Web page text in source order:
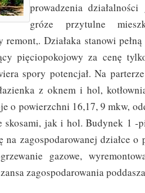
prowadzenia
gróze przytulne
Działaka stanowi
pięciopokojowy za cenę
spory potencjał. Na
z oknem i hol,
o powierzchni 16,17, 9 mkw,
skosami, jak i hol. Budynek 1 -
na zagospodarowanej działce
gazowe,
zagospodarowania